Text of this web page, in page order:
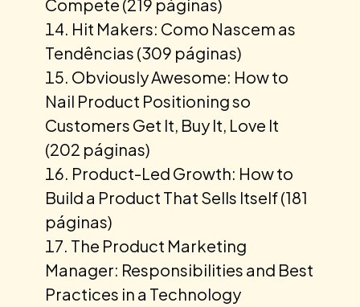
Compete (219 páginas)
Hit Makers: Como Nascem as
Tendências (309 páginas)
Obviously Awesome: How to
Nail Product Positioning so
Customers Get It, Buy It, Love It
(202 páginas)
Product-Led Growth: How to
Build a Product That Sells Itself (181
páginas)
The Product Marketing
Manager: Responsibilities and Best
Practices in a Technology